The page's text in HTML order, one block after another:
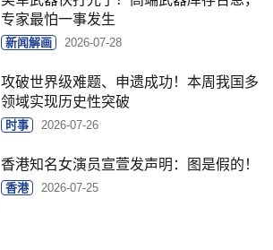
专家最怕一事发生
新闻解画 2026-07-28
攻破世界级难题、申遗成功！本周我国多
领域实现历史性突破
时事 2026-07-26
香港知名女演员宣萱发声明：图是假的！
香港 2026-07-25